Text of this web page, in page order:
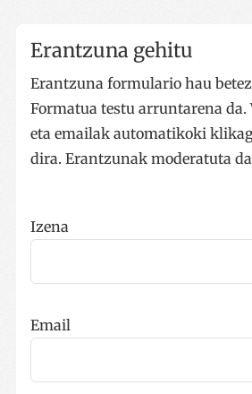
Erantzuna gehitu
Erantzuna formulario hau
Formatua testu arruntarena da.
eta emailak automatikoki
dira. Erantzunak moderatuta
Izena
Email